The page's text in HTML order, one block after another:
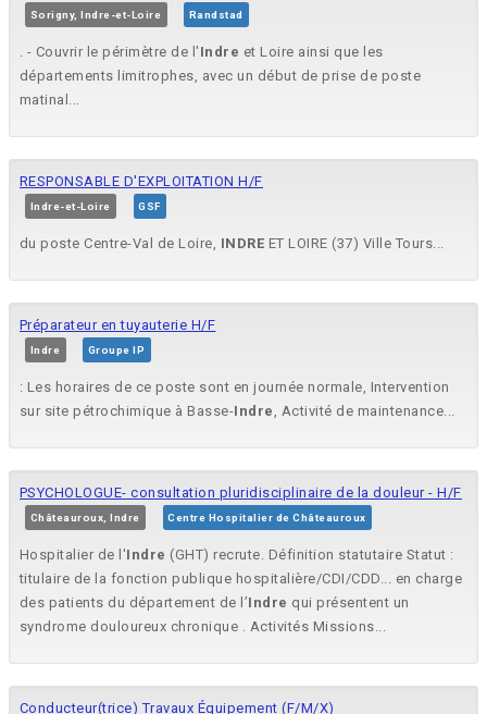
Sorigny, Indre-et-Loire Randstad
. - Couvrir le périmètre de l' Indre et Loire ainsi que les
départements limitrophes, avec un début de prise de poste
matinal...
RESPONSABLE D'EXPLOITATION H/F
Indre-et-Loire GSF
du poste Centre-Val de Loire, INDRE ET LOIRE (37) Ville Tours...
Préparateur en tuyauterie H/F
Indre Groupe IP
: Les horaires de ce poste sont en journée normale, Intervention
sur site pétrochimique à Basse-Indre , Activité de maintenance...
PSYCHOLOGUE- consultation pluridisciplinaire de la douleur - H/F
Châteauroux, Indre Centre Hospitalier de Châteauroux
Hospitalier de l'Indre (GHT) recrute. Définition statutaire Statut :
titulaire de la fonction publique hospitalière/CDI/CDD... en charge
des patients du département de l’Indre qui présentent un
syndrome douloureux chronique . Activités Missions...
Conducteur(trice) Travaux Équipement (F/M/X)